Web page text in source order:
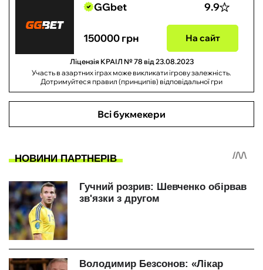
GGbet 9.9
150000 грн На сайт
Ліцензія КРАІЛ № 78 від 23.08.2023
Участь в азартних іграх може викликати ігрову залежність.
Дотримуйтеся правил (принципів) відповідальної гри
Всі букмекери